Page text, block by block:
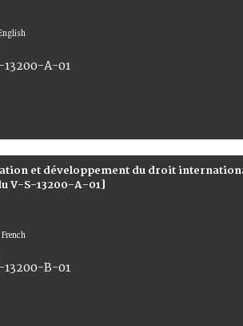
13200-A-01
et développement du droit
V-S-13200-A-01]
13200-B-01